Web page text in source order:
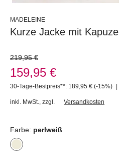
MADELEINE
Kurze Jacke mit Kapuze
219,95 €
159,95 €
30-Tage-Bestpreis**: 189,95 € (-15%) |
inkl. MwSt. zzgl. Versandkosten
Farbe: perlweiß